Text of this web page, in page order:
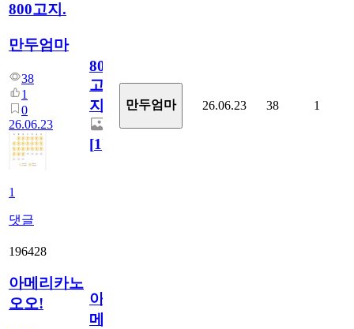
800고지.
만두엄마
38
1
0
26.06.23
1
댓글
800
고
지.
[1]
만두엄마 26.06.23 38 1
196428
아메리카노
오오!
아
메